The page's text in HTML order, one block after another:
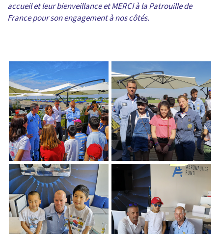
accueil et leur bienveillance et MERCI à la Patrouille de
France pour son engagement à nos côtés.